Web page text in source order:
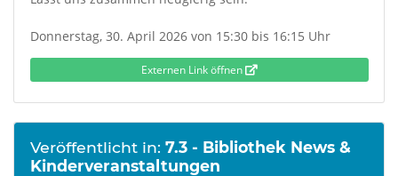
Donnerstag, 30. April 2026 von 15:30 bis 16:15 Uhr
Externen Link öffnen
Veröffentlicht in: 7.3 - Bibliothek News &
Kinderveranstaltungen